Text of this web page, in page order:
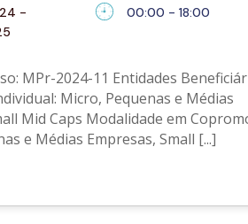
-
00:00 - 18:00
MPr-2024-11 Entidades
Micro, Pequenas e Médias
Mid Caps Modalidade em
e Médias Empresas, Small [...]